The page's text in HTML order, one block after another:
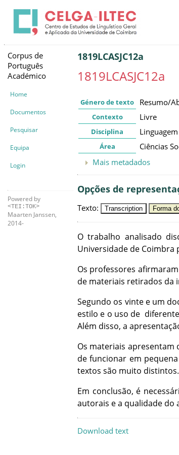
Corpus de
Português
Académico
Home
Documentos
Pesquisar
Equipa
Login
Powered by
<TEI:TOK>
Maarten Janssen,
2014-
1819LCASJC12a
1819LCASJC12a
Género de texto Resumo/
Contexto Livre
Disciplina
Área
Ciências
Mais metadados
Opções de
Texto: Transcription Forma
O trabalho analisado
Universidade de Coimbra
Os professores afirmaram
de materiais retirados da
Segundo os vinte e um
estilo e o uso de
Além disso, a
Os materiais apresentam
de funcionar em pequena
textos são muito distintos.
Em conclusão, é
autorais ea qualidade do
Download text